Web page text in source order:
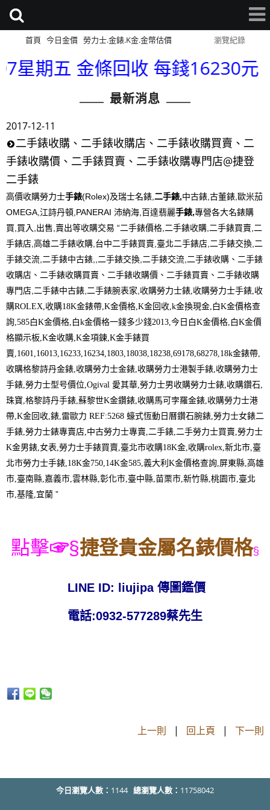
首頁 今日金價 勞力士.金錶.K金.金幣估價 瀏覽紀錄
期五 金條回收 每錢16230元
最新消息
2017-12-11
二手錶收購、二手錶收購店、二手錶收購買賣、二
手錶收購價、二手錶買賣、二手錶收購專門店@捷登
二手錶
高價收購勞力士手錶(Rolex)及瑞士名錶, 二手錶,中古錶,古董錶,歐米茄
OMEGA,江詩丹頓,PANERAI 沛納海,百達翡麗手錶,專營各大名錶購
買,買入,出售,賣出等收購交易
二手錶價格,二手錶收購,二手錶買賣,二
手錶店,高雄二手錶收購,台中二手錶買賣,臺北二手錶店,二手錶交換,二
手錶交流,二手錶中古錶,,二手錶交換,二手錶交流,二手錶收購、二手錶
收購店、二手錶收購買賣、二手錶收購價、二手錶買賣、二手錶收購
專門店,二手錶中古錶,二手錶腕表家, 收購勞力士錶,收購勞力士手錶,收
購ROLEX,收購18K金錶帶,K金價格,K金回收,k金換現金,白K金價格查
詢,585白K金價格,白k金價格一錢多少錢2013,今日白K金價格,白K金價
格顯示板,K金收購,K金項鍊,K金手錶買
賣,1601,16013,16233,16234,1803,18038,18238,69178,68278,18k金錶帶,
收購格黎詩丹金錶,收購勞力士金錶,收購勞力士港製手錶,收購勞力士
手錶,勞力士型号價位,Ogival 愛其華,勞力士男收購勞力士錶,收購鑽石,
珠寶,格黎詩丹手錶,蘇黎世K金鑽錶,收購馬可孛羅金錶,收購勞力士港
帶,K金回收,錶,雷歐力 REF:5268 蠔式恆動日曆鑽石腕錶,勞力士女錶二
手錶,勞力士錶專賣店,中古勞力士專賣,二手錶,二手勞力士買賣,勞力士
K金男錶,女表,勞力士手錶買賣,臺北市收購18K金,收購rolex,新北市,臺
北市勞力士手錶,18K金750,14K金585,義大利K金價格查詢,屏東縣,高雄
市,臺南縣,嘉義市,雲林縣,彰化市,臺中縣,苗栗市,新竹縣,桃園市,臺北
市,基隆,宜蘭
點擊☞§捷登貴金屬名錶價格§
LINE ID: liujipa 傳圖鑑價
電話:0932-577289蔡先生
上一則 | 回上頁 | 下一則
今日瀏覽人數： 1144 總瀏覽人數： 11758042